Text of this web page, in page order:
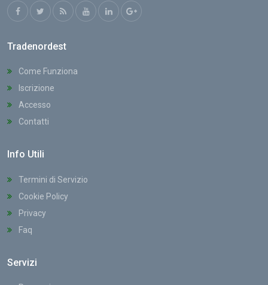
Tradenordest
Come Funziona
Iscrizione
Accesso
Contatti
Info Utili
Termini di Servizio
Cookie Policy
Privacy
Faq
Servizi